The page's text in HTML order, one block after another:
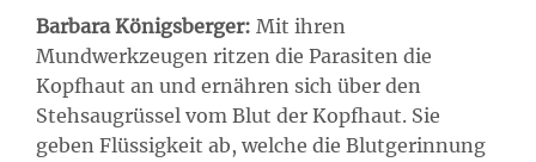
Barbara Königsberger: Mit ihren
Mundwerkzeugen ritzen die Parasiten die
Kopfhaut an und ernähren sich über den
Stehsaugrüssel vom Blut der Kopfhaut. Sie
geben Flüssigkeit ab, welche die Blutgerinnung